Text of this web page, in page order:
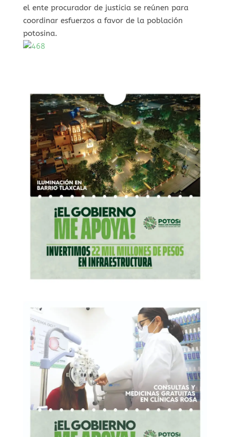
el ente procurador de justicia se reúnen para
coordinar esfuerzos a favor de la población
potosina.